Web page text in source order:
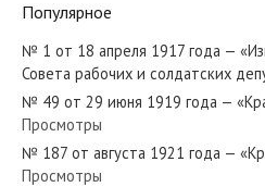
№ 26 от 6 августа 1917 года —
Совета рабочих и солдатских
Популярное
№ 1 от 18 апреля 1917 года —
Совета рабочих и солдатских
№ 49 от 29 июня 1919 года —
Просмотры
№ 187 от августа 1921 года —
Просмотры